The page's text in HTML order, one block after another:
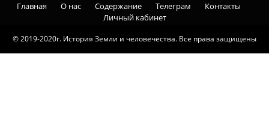
© 2019-2020г. История Земли и человечества. Все права защищены
Главная О нас Содержание Телеграм
Контакты
Личный кабинет